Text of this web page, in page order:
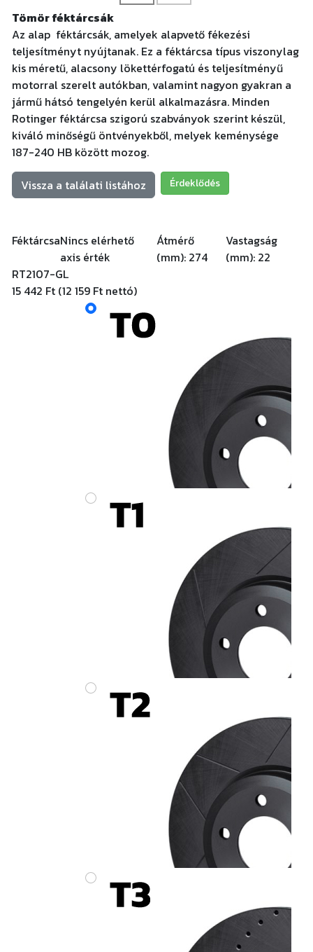
Tömör féktárcsák
Az alap féktárcsák, amelyek alapvető fékezési
teljesítményt nyújtanak. Ez a féktárcsa típus viszonylag
kis méretű, alacsony lökettérfogatú és teljesítményű
motorral szerelt autókban, valamint nagyon gyakran a
jármű hátsó tengelyén kerül alkalmazásra. Minden
Rotinger féktárcsa szigorú szabványok szerint készül,
kiváló minőségű öntvényekből, melyek keménysége
187-240 HB között mozog.
Vissza a találati listához
Érdeklődés
FéktárcsaNincs elérhető
axis érték
Átmérő
(mm): 274
Vastagság
(mm): 22
RT2107-GL
15 442 Ft (12 159 Ft nettó)